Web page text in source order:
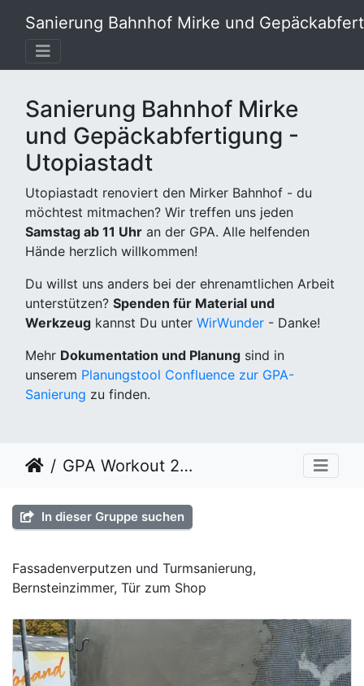
Sanierung Bahnhof Mirke und
Sanierung Bahnhof Mirke
und Gepäckabfertigung -
Utopiastadt
Utopiastadt renoviert den Mirker Bahnhof - du
möchtest mitmachen? Wir treffen uns jeden
Samstag ab 11 Uhr an der GPA. Alle helfenden
Hände herzlich willkommen!
Du willst uns anders bei der ehrenamtlichen Arbeit
unterstützen? Spenden für Material und
Werkzeug kannst Du unter WirWunder - Danke!
Mehr Dokumentation und Planung sind in
unserem Planungstool Confluence zur GPA-
Sanierung zu finden.
GPA Workout 2022 KW42
In dieser Gruppe suchen
Fassadenverputzen und Turmsanierung,
Bernsteinzimmer, Tür zum Shop